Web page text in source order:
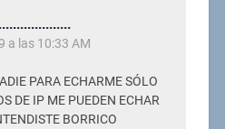
a las 10:33 AM
PARA ECHARME SÓLO
DE IP ME PUEDEN ECHAR
BORRICO